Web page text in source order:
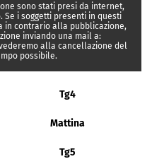
sono stati presi da internet,
i soggetti presenti in questi
in contrario alla pubblicazione,
inviando una mail a:
alla cancellazione del
possibile.
Tg4
Mattina
Tg5